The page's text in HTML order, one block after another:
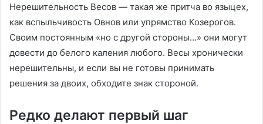
Нерешительность Весов — такая же притча во языцех,
как вспыльчивость Овнов или упрямство Козерогов.
Своим постоянным «но с другой стороны…» они могут
довести до белого каления любого. Весы хронически
нерешительны, и если вы не готовы принимать
решения за двоих, обходите знак стороной.
Редко делают первый шаг